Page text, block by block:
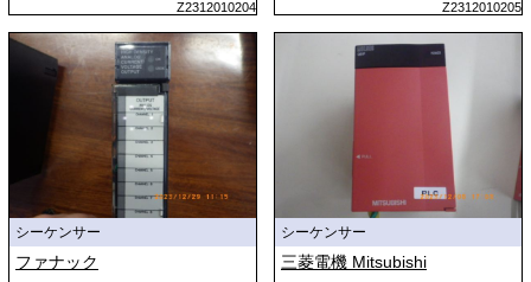
Z2312010204 Z2312010205
シーケンサー
ファナック
シーケンサー
三菱電機 Mitsubishi